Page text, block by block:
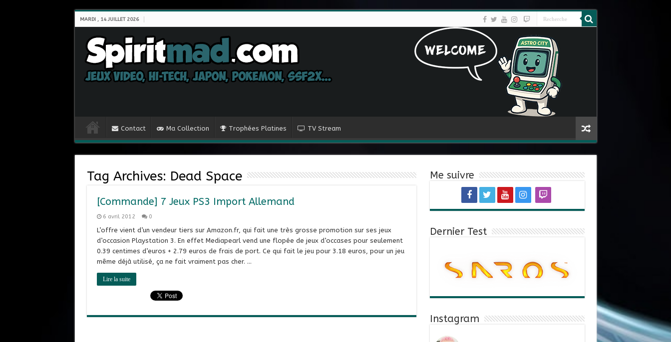
MARDI , 14 JUILLET 2026
Contact Ma Collection Trophées Platines TV Stream
Tag Archives: Dead Space
[Commande] 7 Jeux PS3 Import Allemand
6 avril 2012 0
L’offre vient d’un vendeur tiers sur Amazon.fr, qui fait une très grosse promotion sur ses jeux
d’occasion Playstation 3. En effet Mediapearl vend une flopée de jeux d’occases pour seulement
0.39 centimes d’euros + 2.79 euros de frais de port. Ce qui fait le jeu pour 3.18 euros, pour un jeu
même déjà utilisé, ça ne fait vraiment pas cher. …
Lire la suite
Me suivre
Dernier Test
Instagram